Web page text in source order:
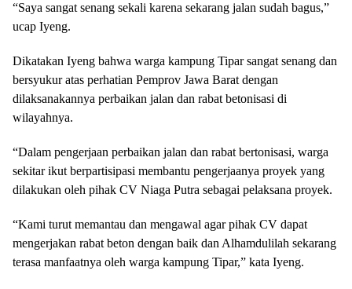
“Saya sangat senang sekali karena sekarang jalan sudah bagus,”
ucap Iyeng.
Dikatakan Iyeng bahwa warga kampung Tipar sangat senang dan
bersyukur atas perhatian Pemprov Jawa Barat dengan
dilaksanakannya perbaikan jalan dan rabat betonisasi di
wilayahnya.
“Dalam pengerjaan perbaikan jalan dan rabat bertonisasi, warga
sekitar ikut berpartisipasi membantu pengerjaanya proyek yang
dilakukan oleh pihak CV Niaga Putra sebagai pelaksana proyek.
“Kami turut memantau dan mengawal agar pihak CV dapat
mengerjakan rabat beton dengan baik dan Alhamdulilah sekarang
terasa manfaatnya oleh warga kampung Tipar,” kata Iyeng.